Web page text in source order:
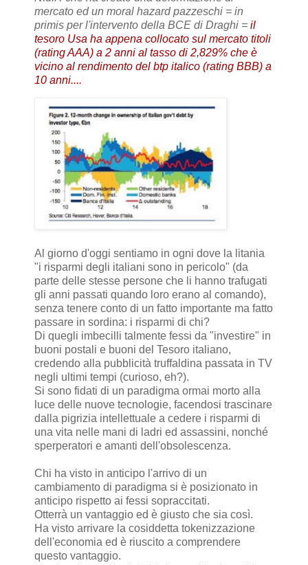
mercato ed un moral hazard pazzeschi = in
primis per l'intervento della BCE di Draghi = il
tesoro Usa ha appena collocato sul mercato titoli
(rating AAA) a 2 anni al tasso di 2,829% che è
vicino al rendimento del btp italico (rating BBB) a
10 anni....
Al giorno d'oggi sentiamo in ogni dove la litania
"i risparmi degli italiani sono in pericolo" (da
parte delle stesse persone che li hanno trafugati
gli anni passati quando loro erano al comando),
senza tenere conto di un fatto importante ma fatto
passare in sordina: i risparmi di chi?
Di quegli imbecilli talmente fessi da "investire" in
buoni postali e buoni del Tesoro italiano,
credendo alla pubblicità truffaldina passata in TV
negli ultimi tempi (curioso, eh?).
Si sono fidati di un paradigma ormai morto alla
luce delle nuove tecnologie, facendosi trascinare
dalla pigrizia intellettuale a cedere i risparmi di
una vita nelle mani di ladri ed assassini, nonché
sperperatori e amanti dell'obsolescenza.
Chi ha visto in anticipo l'arrivo di un
cambiamento di paradigma si è posizionato in
anticipo rispetto ai fessi sopraccitati.
Otterrà un vantaggio ed è giusto che sia così.
Ha visto arrivare la cosiddetta tokenizzazione
dell'economia ed è riuscito a comprendere
questo vantaggio.